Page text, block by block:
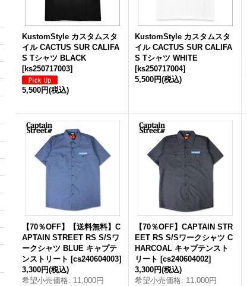
KustomStyle カスタムスタ
イル CACTUS SUR CALIFA
S Tシャツ BLACK
[ks250717003]
5,500円(税込)
KustomStyle カスタムスタ
イル CACTUS SUR CALIFA
S Tシャツ WHITE
[ks250717004]
5,500円(税込)
【70％OFF】【送料無料】C
APTAIN STREET RS S/Sワ
ークシャツ BLUE キャプテ
ンストリート [cs240604003]
3,300円(税込)
希望小売価格: 11,000円
【70％OFF】CAPTAIN STR
EET RS S/Sワークシャツ C
HARCOAL キャプテンスト
リート [cs240604002]
3,300円(税込)
希望小売価格: 11,000円